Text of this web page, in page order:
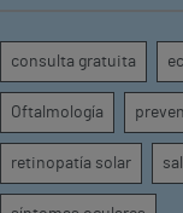
consulta gratuita
Oftalmología
retinopatía solar